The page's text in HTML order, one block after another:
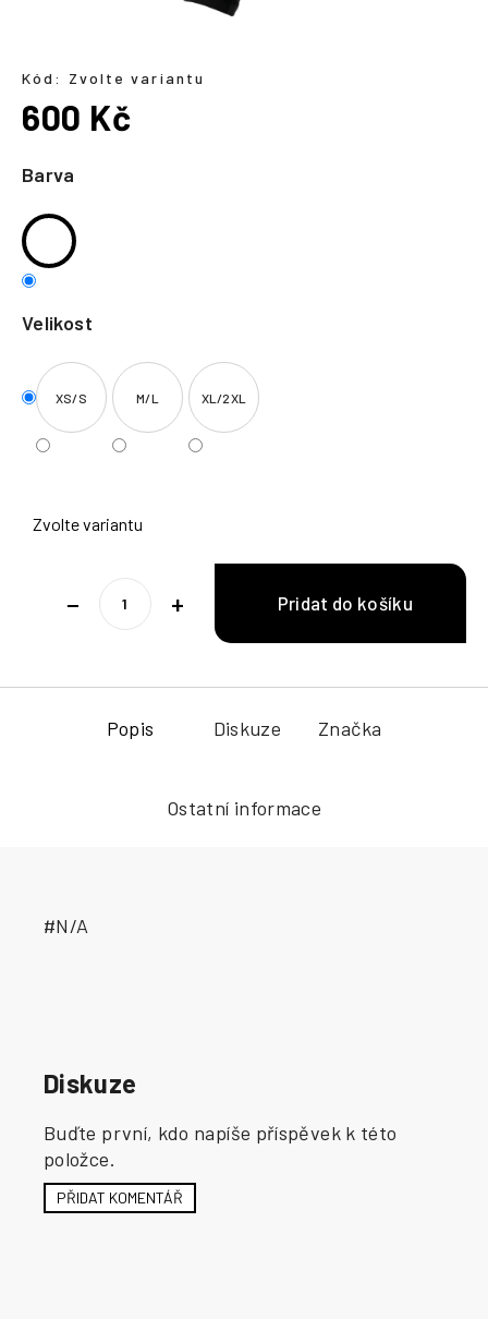
Barva
Velikost
XS/S M/L XL/2XL
Zvolte variantu
+
−
Kód: Zvolte variantu
600 Kč
cena:
Popis Diskuze Značka
Ostatní informace
#N/A
Diskuze
Buďte první, kdo napíše příspěvek k této
položce.
PŘIDAT KOMENTÁŘ
í
t
?